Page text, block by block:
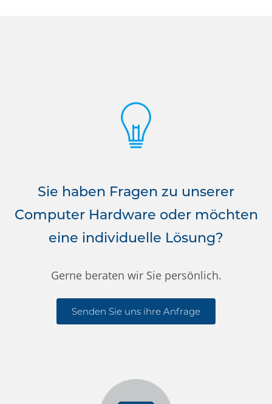
Sie haben Fragen zu unserer
Computer Hardware oder möchten
eine individuelle Lösung?
Gerne beraten wir Sie persönlich.
Senden Sie uns ihre Anfrage